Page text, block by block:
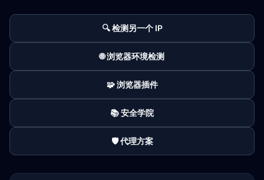
🔍 检测另一个 IP
🌐 浏览器环境检测
🧩 浏览器插件
📚 安全学院
🛡️ 代理方案